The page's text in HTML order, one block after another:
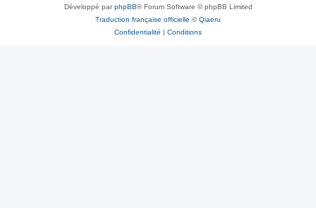
Développé parphpBB® Forum Software © phpBB Limited
Traduction française officielle ©Qiaeru
Confidentialité | Conditions